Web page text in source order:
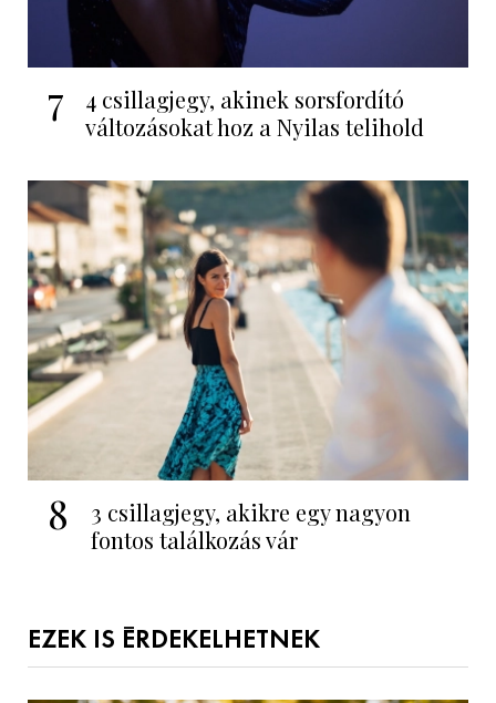
7
4 csillagjegy, akinek sorsfordító
változásokat hoz a Nyilas telihold
8
3 csillagjegy, akikre egy nagyon
fontos találkozás vár
EZEK IS ÉRDEKELHETNEK